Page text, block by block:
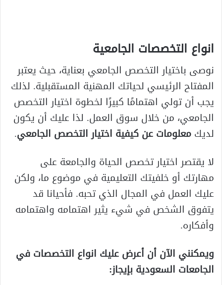
انواع التخصصات الجامعية
نوصى باختيار التخصص الجامعي بعناية، حيث يعتبر
المفتاح الرئيسي لحياتك المهنية المستقبلية. لذلك
يجب أن تولي اهتمامًا كبيرًا لخطوة اختيار التخصص
الجامعي، من خلال سوق العمل. لذا عليك أن يكون
لديكمعلومات عن كيفية اختيار التخصص الجامعي.
لا يقتصر اختيار تخصص الحياة والجامعة على
مهارتك أو خلفيتك التعليمية في موضوع ما، ولكن
عليك العمل في المجال الذي تحبه. فأحيانا قد
يتفوق الشخص في شيء يثير اهتمامه واهتمامه
وأفكاره.
ويمكنني الآن أن أعرض عليك انواع التخصصات في
الجامعات السعودية بإيجاز: